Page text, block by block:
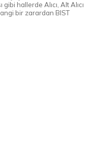
hallerde Alıcı, Alt Alıcı
bir zarardan BIST